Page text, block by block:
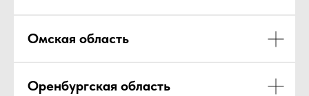
Омская область
Оренбургская область